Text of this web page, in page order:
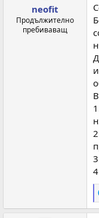
neofit
Продължително
пребиваващ